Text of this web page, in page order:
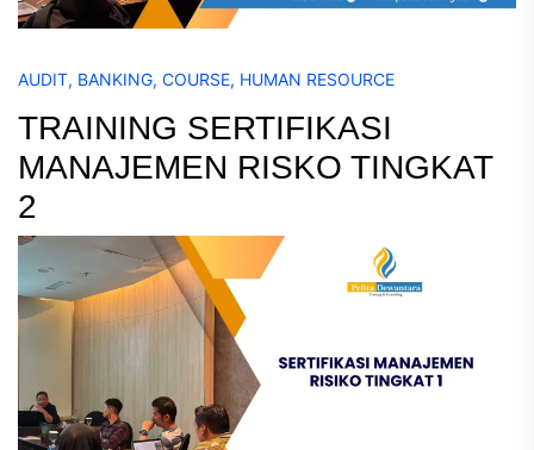
AUDIT, BANKING, COURSE, HUMAN RESOURCE
TRAINING SERTIFIKASI
MANAJEMEN RISKO TINGKAT
2